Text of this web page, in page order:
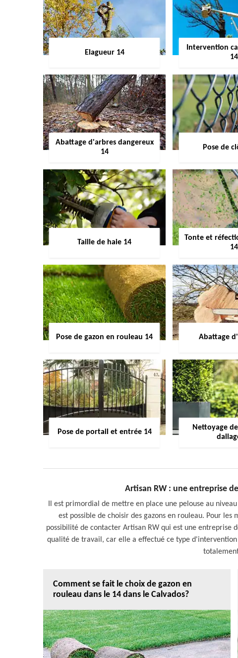
Elagueur 14
Intervention
14
Abattage d'arbres dangereux
14
Pose de
Taille de haie 14
Tonte et
14
Pose de gazon en rouleau 14 Abattage
Pose de portail et entrée 14
Nettoyage
Artisan RW : une entreprise
Il est primordial de mettre en place une pelouse au
est possible de choisir des gazons en rouleau. Pour
possibilité de contacter Artisan RW qui est une entreprise
qualité de travail, car elle a effectué ce type d'intervention
Comment se fait le choix de gazon en
rouleau dans le 14 dans le Calvados?